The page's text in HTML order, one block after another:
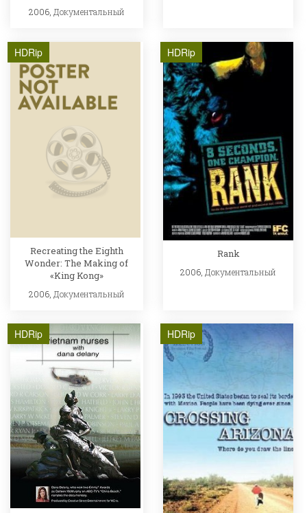
2006, Документальный
HDRip
Recreating the Eighth
Wonder: The Making of
«King Kong»
2006, Документальный
HDRip
Rank
2006, Документальный
HDRip HDRip